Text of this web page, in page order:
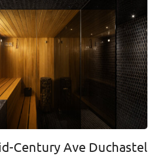
Century Ave Duchastel